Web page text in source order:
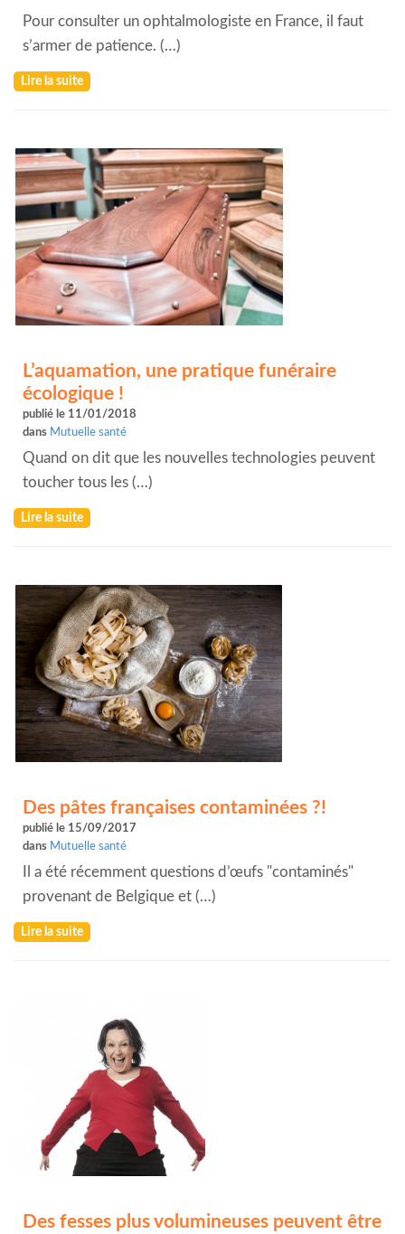
Pour consulter un ophtalmologiste en France, il faut
s’armer de patience. (…)
Lire la suite
L’aquamation, une pratique funéraire
écologique !
publié le 11/01/2018
dans Mutuelle santé
Quand on dit que les nouvelles technologies peuvent
toucher tous les (…)
Lire la suite
Des pâtes françaises contaminées ?!
publié le 15/09/2017
dans Mutuelle santé
Il a été récemment questions d’œufs "contaminés"
provenant de Belgique et (…)
Lire la suite
Des fesses plus volumineuses peuvent être